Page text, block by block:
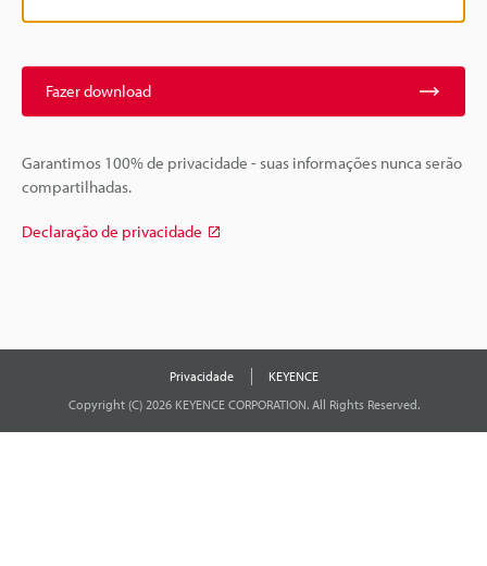
Fazer download
Garantimos 100% de privacidade - suas informações nunca serão
compartilhadas.
Declaração de privacidade
Privacidade
KEYENCE
Copyright (C) 2026 KEYENCE CORPORATION. All Rights Reserved.